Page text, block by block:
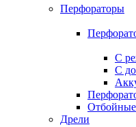
Перфораторы
С
С
Дрели